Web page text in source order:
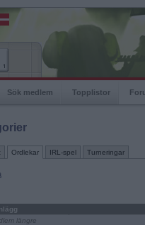
Sök medlem Topplistor
Ordlekar IRL-spel Turneringar
längre